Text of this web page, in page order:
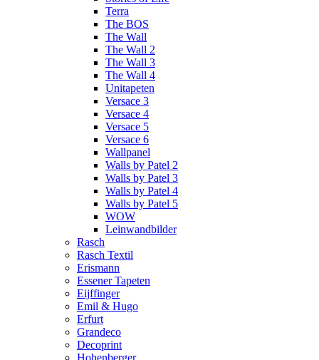
Terra
The BOS
The Wall
The Wall 2
The Wall 3
The Wall 4
Unitapeten
Versace 3
Versace 4
Versace 5
Versace 6
Wallpanel
Walls by Patel 2
Walls by Patel 3
Walls by Patel 4
Walls by Patel 5
WOW
Leinwandbilder
Rasch
Rasch Textil
Erismann
Essener Tapeten
Eijffinger
Emil & Hugo
Erfurt
Grandeco
Decoprint
Hohenberger